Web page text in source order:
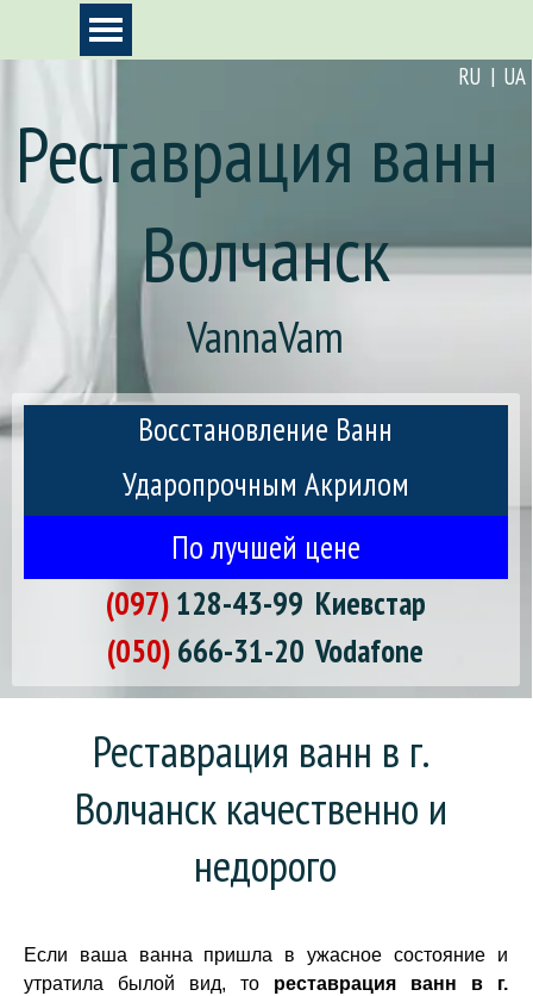
Перейти к контентуПропустить меню
RU | UA
Реставрация ванн
Волчанск
VannaVam
Восстановление Ванн
Ударопрочным Акрилом
По лучшей цене
(097) 128-43-99 Киевстар
(050) 666-31-20 Vodafone
Реставрация ванн в г.
Волчанск качественно и
недорого
Если ваша ванна пришла в ужасное состояние и
утратила былой вид, то реставрация ванн в г.